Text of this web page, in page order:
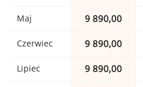
Maj 9 890,00
Czerwiec 9 890,00
Lipiec 9 890,00